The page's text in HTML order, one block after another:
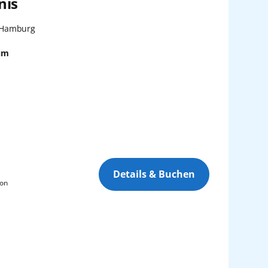
Details & Buchen